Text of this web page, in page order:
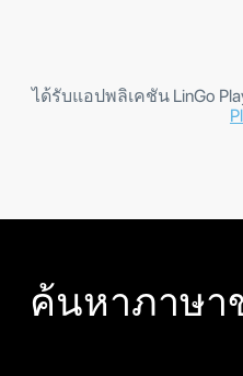
ได้รับแอปพลิเคชัน LinGo
ค้นหาภาษ